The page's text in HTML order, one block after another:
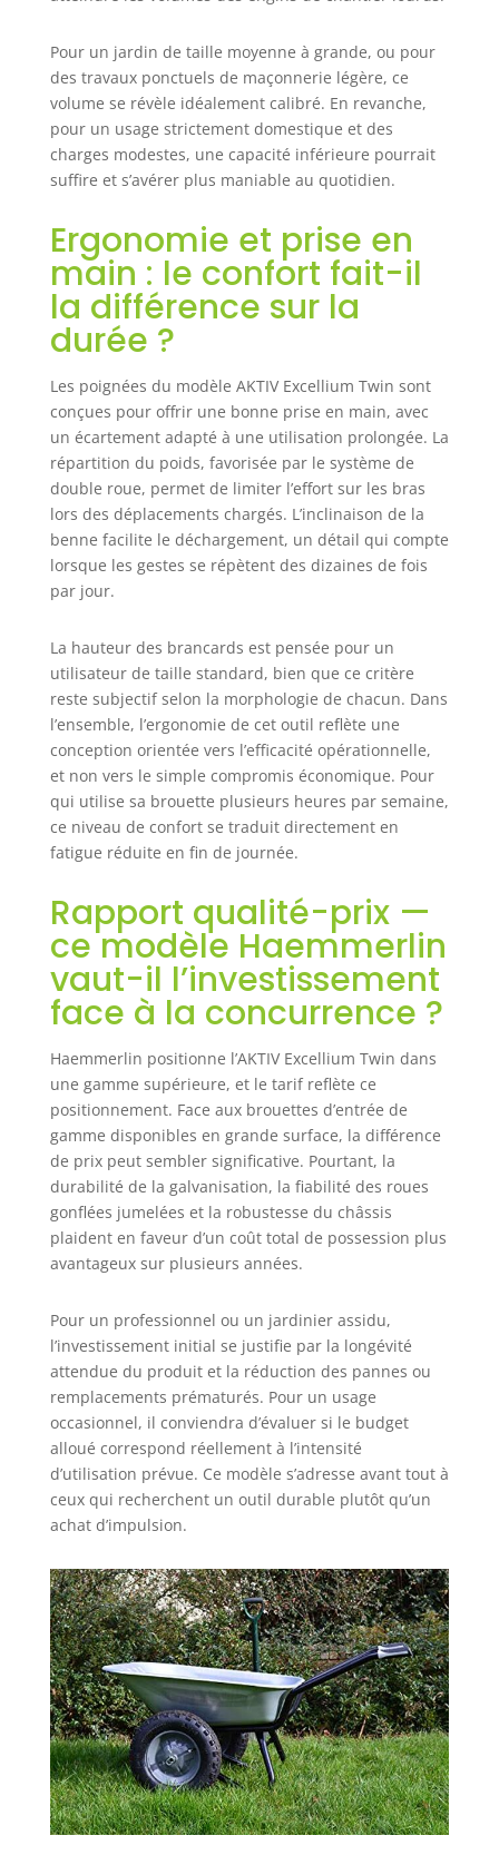
Pour un jardin de taille moyenne à grande, ou pour
des travaux ponctuels de maçonnerie légère, ce
volume se révèle idéalement calibré. En revanche,
pour un usage strictement domestique et des
charges modestes, une capacité inférieure pourrait
suffire et s’avérer plus maniable au quotidien.
Ergonomie et prise en
main : le confort fait-il
la différence sur la
durée ?
Les poignées du modèle AKTIV Excellium Twin sont
conçues pour offrir une bonne prise en main, avec
un écartement adapté à une utilisation prolongée. La
répartition du poids, favorisée par le système de
double roue, permet de limiter l’effort sur les bras
lors des déplacements chargés. L’inclinaison de la
benne facilite le déchargement, un détail qui compte
lorsque les gestes se répètent des dizaines de fois
par jour.
La hauteur des brancards est pensée pour un
utilisateur de taille standard, bien que ce critère
reste subjectif selon la morphologie de chacun. Dans
l’ensemble, l’ergonomie de cet outil reflète une
conception orientée vers l’efficacité opérationnelle,
et non vers le simple compromis économique. Pour
qui utilise sa brouette plusieurs heures par semaine,
ce niveau de confort se traduit directement en
fatigue réduite en fin de journée.
Rapport qualité-prix —
ce modèle Haemmerlin
vaut-il l’investissement
face à la concurrence ?
Haemmerlin positionne l’AKTIV Excellium Twin dans
une gamme supérieure, et le tarif reflète ce
positionnement. Face aux brouettes d’entrée de
gamme disponibles en grande surface, la différence
de prix peut sembler significative. Pourtant, la
durabilité de la galvanisation, la fiabilité des roues
gonflées jumelées et la robustesse du châssis
plaident en faveur d’un coût total de possession plus
avantageux sur plusieurs années.
Pour un professionnel ou un jardinier assidu,
l’investissement initial se justifie par la longévité
attendue du produit et la réduction des pannes ou
remplacements prématurés. Pour un usage
occasionnel, il conviendra d’évaluer si le budget
alloué correspond réellement à l’intensité
d’utilisation prévue. Ce modèle s’adresse avant tout à
ceux qui recherchent un outil durable plutôt qu’un
achat d’impulsion.